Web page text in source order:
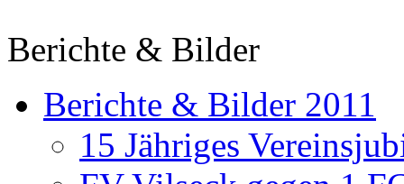
Berichte & Bilder
Berichte & Bilder 2011
15 Jähriges